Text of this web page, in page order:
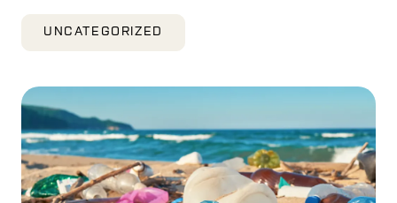
UNCATEGORIZED